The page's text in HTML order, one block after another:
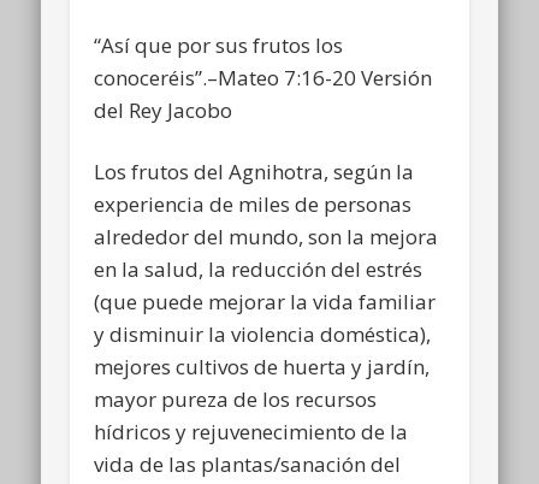
“Así que por sus frutos los
conoceréis”.–Mateo 7:16-20 Versión
del Rey Jacobo
Los frutos del Agnihotra, según la
experiencia de miles de personas
alrededor del mundo, son la mejora
en la salud, la reducción del estrés
(que puede mejorar la vida familiar
y disminuir la violencia doméstica),
mejores cultivos de huerta y jardín,
mayor pureza de los recursos
hídricos y rejuvenecimiento de la
vida de las plantas/sanación del